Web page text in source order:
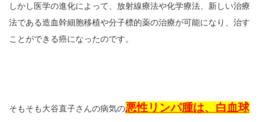
しかし医学の進化によって、放射線療法や化学療法、新しい治療
法である造血幹細胞移植や分子標的薬の治療が可能になり、治す
ことができる癌になったのです。
そもそも大谷直子さんの病気の悪性リンパ腫は、白血球